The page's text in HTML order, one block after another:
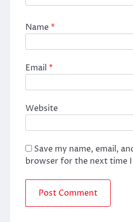
Name*
Email *
Website
Save my name, email,
browser for the next time